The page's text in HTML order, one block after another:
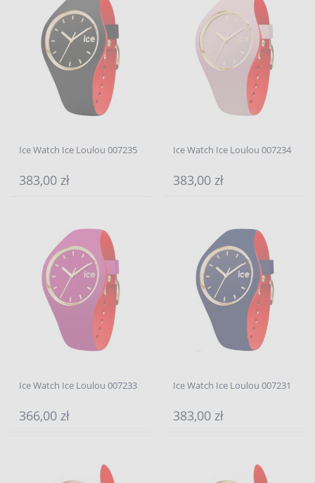
Ice Watch Ice Loulou 007235
383,00 zł
Ice Watch Ice Loulou 007234
383,00 zł
Ice Watch Ice Loulou 007233
366,00 zł
Ice Watch Ice Loulou 007231
383,00 zł